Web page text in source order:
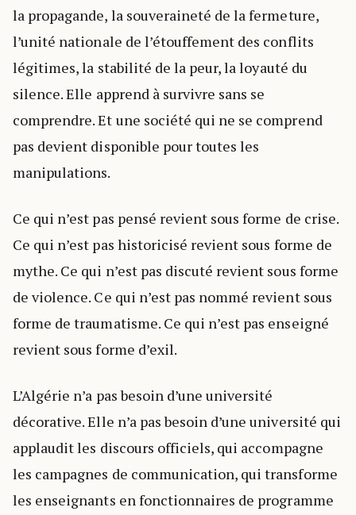
la propagande, la souveraineté de la fermeture,
l’unité nationale de l’étouffement des conflits
légitimes, la stabilité de la peur, la loyauté du
silence. Elle apprend à survivre sans se
comprendre. Et une société qui ne se comprend
pas devient disponible pour toutes les
manipulations.
Ce qui n’est pas pensé revient sous forme de crise.
Ce qui n’est pas historicisé revient sous forme de
mythe. Ce qui n’est pas discuté revient sous forme
de violence. Ce qui n’est pas nommé revient sous
forme de traumatisme. Ce qui n’est pas enseigné
revient sous forme d’exil.
L’Algérie n’a pas besoin d’une université
décorative. Elle n’a pas besoin d’une université qui
applaudit les discours officiels, qui accompagne
les campagnes de communication, qui transforme
les enseignants en fonctionnaires de programme